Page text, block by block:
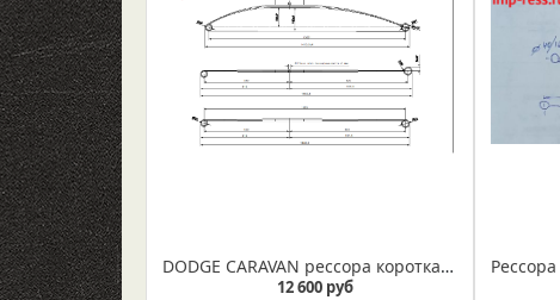
DODGE CARAVAN рессора короткая база (IR 29-143в)
12 600 руб